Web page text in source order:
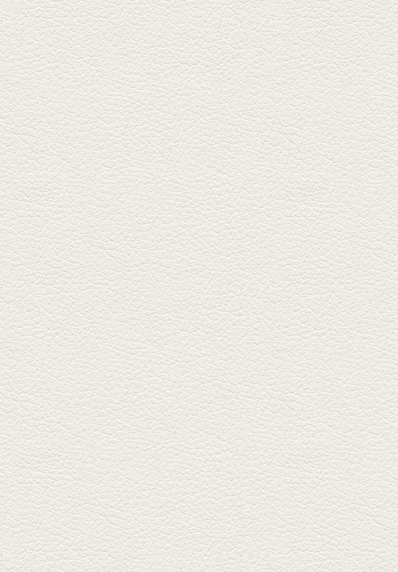
「KAORU」...
2025年8月15日放送
お刺身盛り合わせ＆干物
盛りの七輪焼き
酒場通りの「食楽みかげ」は、
オーナーこだわりの魚料理が味
わえ...
2025年7月25日放送
朝ごはんプレート＆かん
ぱちのカマ(塩焼き)
並木坂では珍しい朝ごはんの店
「コルハコ」で昼飲みの刻。
「銀し...
2025年7月4日放送
生姜香る鮭とイクラの土
鍋ご飯 など
銀杏中通りにこの春オープンし
た「創作ダイニング真」へ。暑
い夏...
2025年6月13日放送
ﾊﾓの季節野菜あんかけ＆
どんぐりﾎﾟｰｸ西京焼き
西銀座通り、若き和の料理人の
名店「旬味こさか」で夏の味を
堪能...
2025年5月23日放送
明太もちチーズもんじゃ
銀座中通りで深夜３時まで営業
している「もんじゃ焼きかめの
や」...